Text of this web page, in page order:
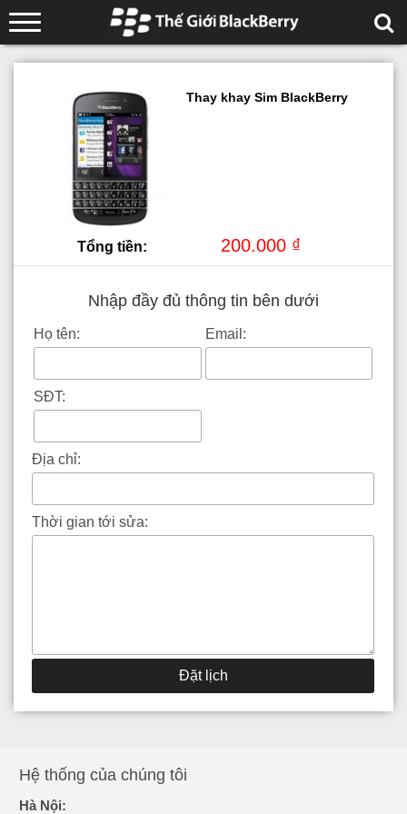
Thay khay Sim BlackBerry
Tổng tiền: 200.000 ₫
Nhập đầy đủ thông tin bên dưới
Họ tên: Email:
SĐT:
Địa chỉ:
Thời gian tới sửa:
Đặt lịch
Hệ thống của chúng tôi
Hà Nội: